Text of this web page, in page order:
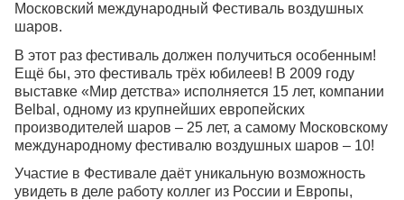
Московский международный Фестиваль воздушных
шаров.
В этот раз фестиваль должен получиться особенным!
Ещё бы, это фестиваль трёх юбилеев! В 2009 году
выставке «Мир детства» исполняется 15 лет, компании
Belbal, одному из крупнейших европейских
производителей шаров – 25 лет, а самому Московскому
международному фестивалю воздушных шаров – 10!
Участие в Фестивале даёт уникальную возможность
увидеть в деле работу коллег из России и Европы,